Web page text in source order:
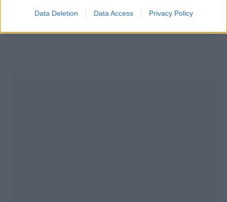
Data Deletion Data Access Privacy Policy